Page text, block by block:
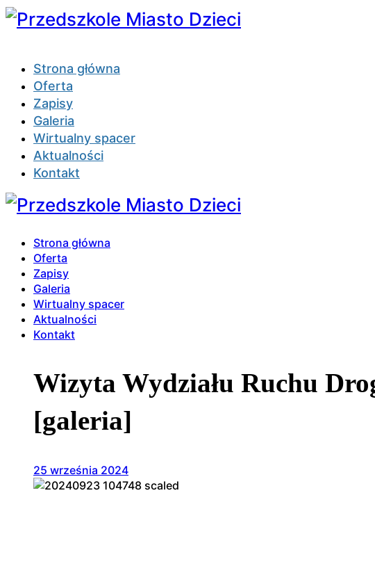
Strona główna
Oferta
Zapisy
Galeria
Wirtualny spacer
Aktualności
Kontakt
Strona główna
Oferta
Zapisy
Galeria
Wirtualny spacer
Aktualności
Kontakt
Wizyta Wydziału Ruchu
[galeria]
25 września 2024